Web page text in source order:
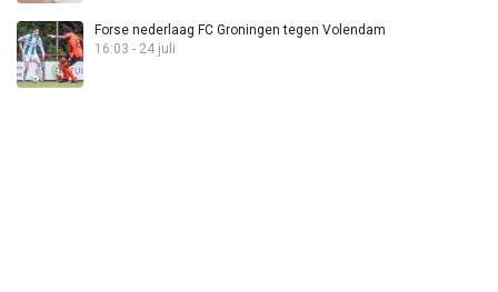
Forse nederlaag FC Groningen tegen Volendam
16:03 - 24 juli